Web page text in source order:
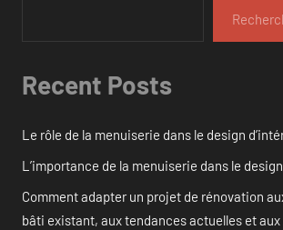
Recent Posts
Le rôle de la menuiserie dans le design
L’importance de la menuiserie dans le
Comment adapter un projet de rénovation
bâti existant, aux tendances actuelles et